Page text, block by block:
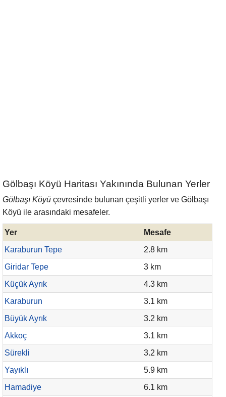
Gölbaşı Köyü Haritası Yakınında Bulunan Yerler
Gölbaşı Köyü çevresinde bulunan çeşitli yerler ve Gölbaşı
Köyü ile arasındaki mesafeler.
Yer
Mesafe
Karaburun Tepe
2.8 km
Giridar Tepe
3 km
Küçük Ayrık
4.3 km
Karaburun
3.1 km
Büyük Ayrık
3.2 km
Akkoç
3.1 km
Sürekli
3.2 km
Yayıklı
5.9 km
Hamadiye
6.1 km